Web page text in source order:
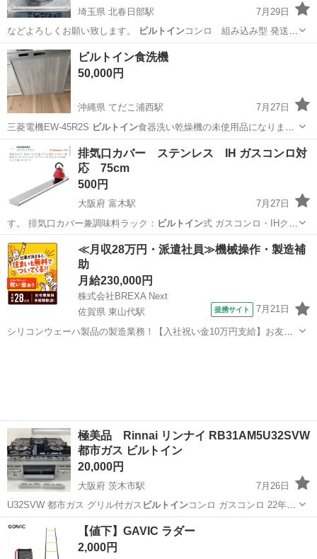
埼玉県 北春日部駅
7月29日
などよろしくお願い致します。
ビルトインコンロ 組み込み型 発送の
ご希…
埼玉 春日部市 北春日部駅 キッチン家電
ビルトイン食洗機
50,000円
沖縄県 てだこ浦西駅
7月27日
三菱電機EW-45R2S ビルトイン食器洗い乾燥機の未使用品になりま
す。…
沖縄 中頭郡 てだこ浦西駅
排気口カバー ステンレス IH ガスコンロ対
応 75cm
500円
大阪府 富木駅
7月27日
す。 排気口カバー兼調味料ラック： ビルトイン式 ガスコンロ・IHクッ
キングヒータ…
大阪 堺市 富木駅 調理器具 ガスコンロ
≪月収28万円・派遣社員≫機械操作・製造補
助
月給230,000円
株式会社BREXA Next
佐賀県 東山代駅
提携サイト 7月21日
シリコンウェーハ製品の製造業務！【入社祝い金10万円支給】お友達
極美品 Rinnai リンナイ RB31AM5U32SVW
都市ガス ビルトイン
20,000円
大阪府 茨木市駅
7月26日
U32SVW 都市ガス グリル付ガス ビルトインコンロ ガスコンロ 22年製
全体…
大阪 茨木市駅 調理器具
【値下】GAVIC ラダー
2,000円